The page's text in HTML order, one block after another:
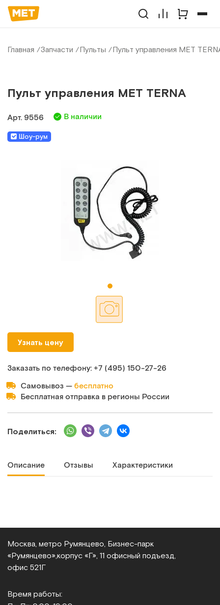
Главная Запчасти Пульты Пульт управления МЕТ
Пульт управления МЕТ TERNA
Арт. 9556 В наличии
Шоу-рум
Узнать цену
Заказать по телефону:+7 (495) 150‑27‑26
Самовывоз —бесплатно
Бесплатная отправка в регионы России
Поделиться:
Описание Отзывы Характеристики
Москва, метро Румянцево, Бизнес‑парк
«Румянцево», корпус «Г», 11 офисный подъезд,
офис 521Г
Время работы: